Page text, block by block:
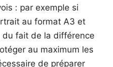
: par exemple si
au format A3 et
fait de la différence
au maximum les
de préparer